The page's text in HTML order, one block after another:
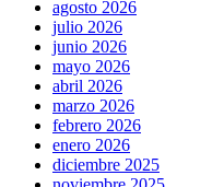
agosto 2026
julio 2026
junio 2026
mayo 2026
abril 2026
marzo 2026
febrero 2026
enero 2026
diciembre 2025